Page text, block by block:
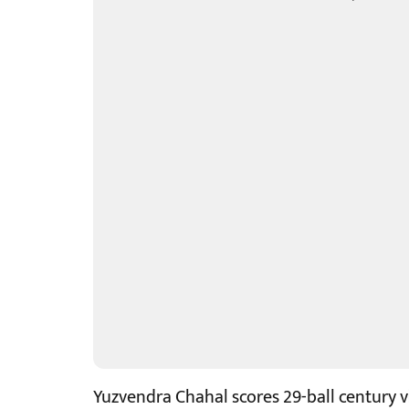
Yuzvendra Chahal scores 29-ball century